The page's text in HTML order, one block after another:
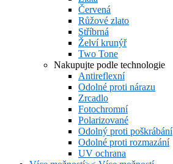
Červená
Růžové zlato
Stříbrná
Želví krunýř
Two Tone
Nakupujte podle technologie
Antireflexní
Odolné proti nárazu
Zrcadlo
Fotochromní
Polarizované
Odolný proti poškrábání
Odolné proti rozmazání
UV ochrana